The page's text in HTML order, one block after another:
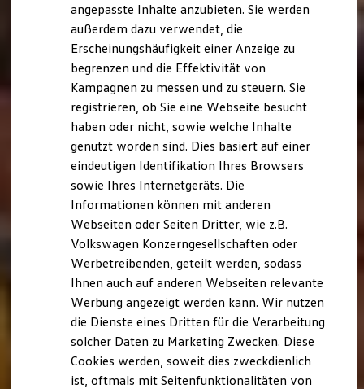
XTL-Dieselkraftstoff
Ersatzteile und Betriebsflüssigkeiten
Original Zubehör und Lifestyle Produkte
myVolkswagen
myVolkswagen Business
Elektrisch & Autonom
Elektro - & Hybridfahrzeuge
Unser Ansatz
Klimafreundlicher Strom
Reichweite & Ladelösungen
Reichweitensimulator
Ladezeitensimulator
Ladelösungen für Privatkunden
Ladelösungen für Gewerbekunden
Wallbox und Ladekabel
Förderung & Kosten der Elektrofahrzeuge
Fördermöglichkeiten für Privatkunden
Fördermöglichkeiten für Gewerbekunden
Autonomes Fahren
Mehr zum ID. Buzz
Online Beratung
California Club
California Magazin & Ratgeber
angepasste Inhalte anzubieten. Sie werden
außerdem dazu verwendet, die
Erscheinungshäufigkeit einer Anzeige zu
begrenzen und die Effektivität von
Kampagnen zu messen und zu steuern. Sie
registrieren, ob Sie eine Webseite besucht
haben oder nicht, sowie welche Inhalte
genutzt worden sind. Dies basiert auf einer
eindeutigen Identifikation Ihres Browsers
sowie Ihres Internetgeräts. Die
Informationen können mit anderen
Webseiten oder Seiten Dritter, wie z.B.
Volkswagen Konzerngesellschaften oder
Werbetreibenden, geteilt werden, sodass
Ihnen auch auf anderen Webseiten relevante
Werbung angezeigt werden kann. Wir nutzen
die Dienste eines Dritten für die Verarbeitung
solcher Daten zu Marketing Zwecken. Diese
Cookies werden, soweit dies zweckdienlich
ist, oftmals mit Seitenfunktionalitäten von